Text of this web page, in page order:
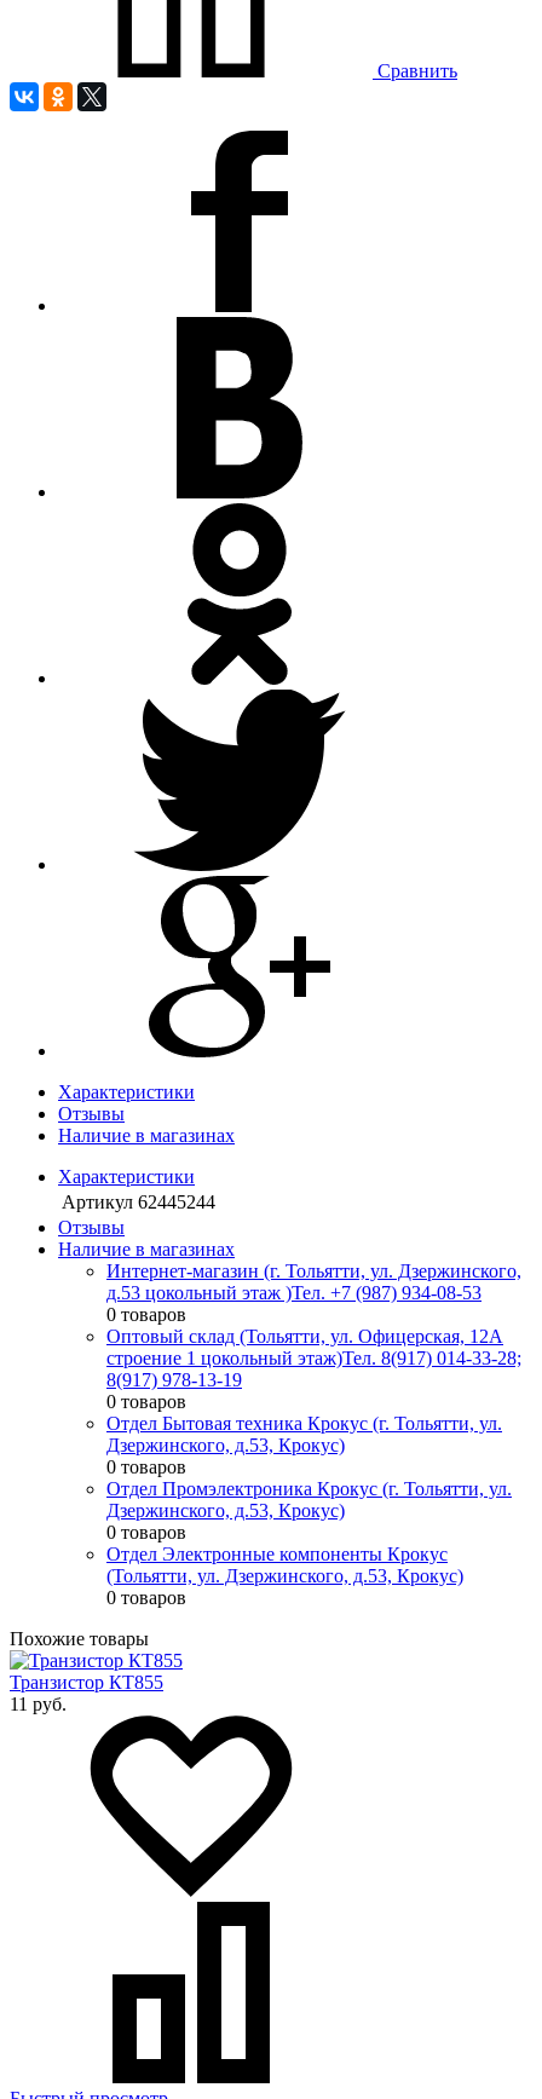
Сравнить
Характеристики
Отзывы
Наличие в магазинах
Характеристики
Артикул 62445244
Отзывы
Наличие в магазинах
Интернет-магазин (г. Тольятти, ул. Дзержинского,
д.53 цокольный этаж )Тел. +7 (987) 934-08-53
0 товаров
Оптовый склад (Тольятти, ул. Офицерская, 12А
строение 1 цокольный этаж)Тел. 8(917) 014-33-28;
8(917) 978-13-19
0 товаров
Отдел Бытовая техника Крокус (г. Тольятти, ул.
Дзержинского, д.53, Крокус)
0 товаров
Отдел Промэлектроника Крокус (г. Тольятти, ул.
Дзержинского, д.53, Крокус)
0 товаров
Отдел Электронные компоненты Крокус
(Тольятти, ул. Дзержинского, д.53, Крокус)
0 товаров
Похожие товары
Транзистор КТ855
11 руб.